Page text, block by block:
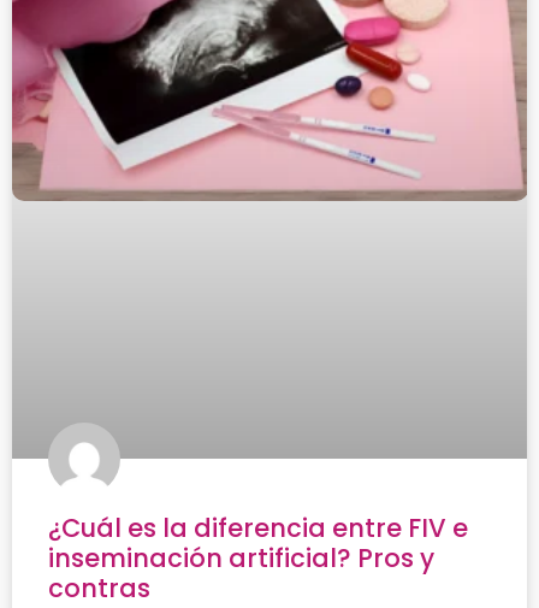
¿Cuál es la diferencia entre FIV e
inseminación artificial? Pros y
contras